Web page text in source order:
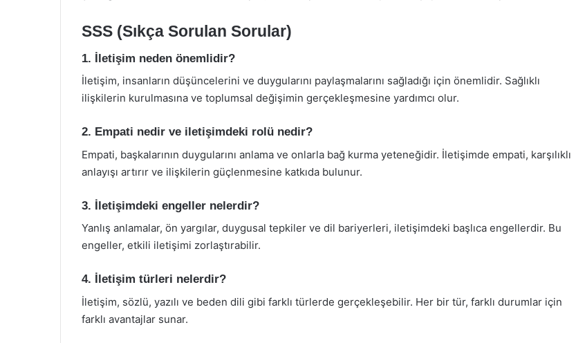
SSS (Sıkça Sorulan Sorular)
1. İletişim neden önemlidir?
İletişim, insanların düşüncelerini ve duygularını paylaşmalarını sağladığı için önemlidir. Sağlıklı
ilişkilerin kurulmasına ve toplumsal değişimin gerçekleşmesine yardımcı olur.
2. Empati nedir ve iletişimdeki rolü nedir?
Empati, başkalarının duygularını anlama ve onlarla bağ kurma yeteneğidir. İletişimde empati, karşılıklı
anlayışı artırır ve ilişkilerin güçlenmesine katkıda bulunur.
3. İletişimdeki engeller nelerdir?
Yanlış anlamalar, ön yargılar, duygusal tepkiler ve dil bariyerleri, iletişimdeki başlıca engellerdir. Bu
engeller, etkili iletişimi zorlaştırabilir.
4. İletişim türleri nelerdir?
İletişim, sözlü, yazılı ve beden dili gibi farklı türlerde gerçekleşebilir. Her bir tür, farklı durumlar için
farklı avantajlar sunar.